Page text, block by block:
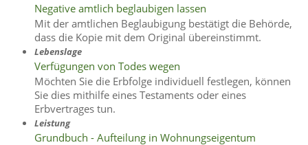
Negative amtlich beglaubigen lassen
Mit der amtlichen Beglaubigung bestätigt die Behörde,
dass die Kopie mit dem Original übereinstimmt.
Lebenslage
Verfügungen von Todes wegen
Möchten Sie die Erbfolge individuell festlegen, können
Sie dies mithilfe eines Testaments oder eines
Erbvertrages tun.
Leistung
Grundbuch - Aufteilung in Wohnungseigentum